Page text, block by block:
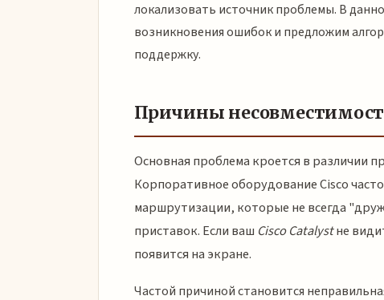
локализовать источник проблемы. В
возникновения ошибок и предложим
поддержку.
Причины
Основная проблема кроется в различии
Корпоративное оборудование Cisco
маршрутизации, которые не всегда
приставок. Если ваш Cisco Catalystне
появится на экране.
Частой причиной становится